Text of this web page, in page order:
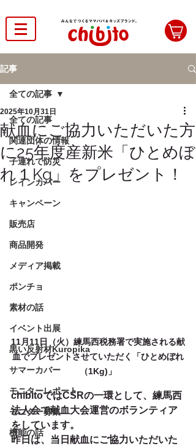
記事
全ての記事
関連団体の情報
子連れで防災
レインカバー
キャンペーン
販売店
商品開発
メディア掲載
ポンチョ
素材の話
イベント出展
黒い反射材Kuropika
サマーカバー
モニターレポート
モニター募集
機能の話
全ての記事
献血にご協力いただいた方
に25年度産新米「ひとめぼ
れ１Kg」をプレゼント！
2025年10月31日
11月11日（火）練馬西税務署で実施される献
血でプレゼントさせていただく「ひとめぼれ
（1Kg)」
chibitoではCSRの一環として、練馬西
法人会で献血大会運営のボランティア
をしています。
昨日は、当日献血にご協力いただいた